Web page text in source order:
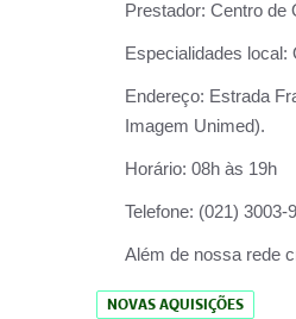
Prestador: Centro de
Especialidades local:
Endereço: Estrada
Imagem Unimed).
Horário: 08h às 19h
Telefone: (021) 3003-
Além de nossa rede
NOVAS AQUISIÇÕES